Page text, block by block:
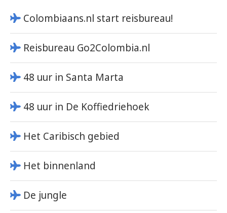
Colombiaans.nl start reisbureau!
Reisbureau Go2Colombia.nl
48 uur in Santa Marta
48 uur in De Koffiedriehoek
Het Caribisch gebied
Het binnenland
De jungle